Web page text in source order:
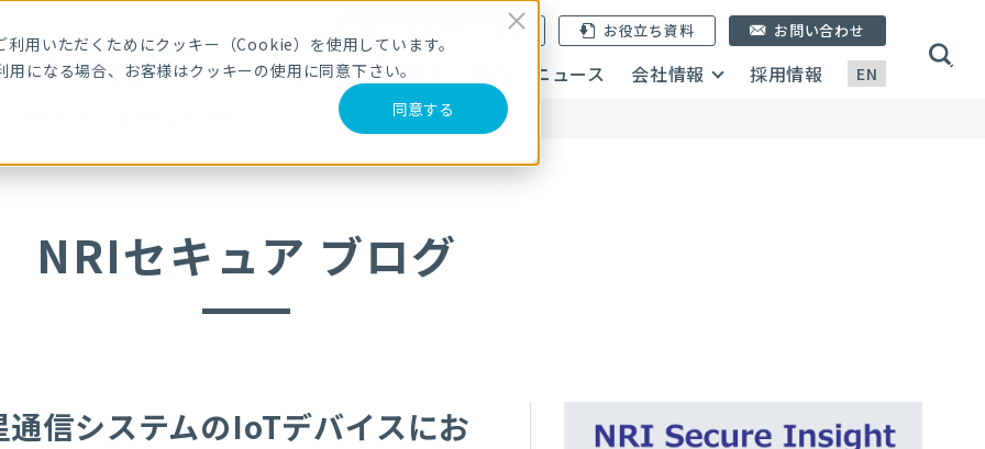
用いただくためにクッキー（Cookie）を使用しています。
になる場合、お客様はクッキーの使用に同意下さい。
同意する
EN
メールマガジン登録 お役立ち資料
サービス・製品 導入事例 セミナー ブログ ニュース 会社情報 採用情報
お問い合わせ
NRIセキュア ブログ
信システムのIoTデバイスにお